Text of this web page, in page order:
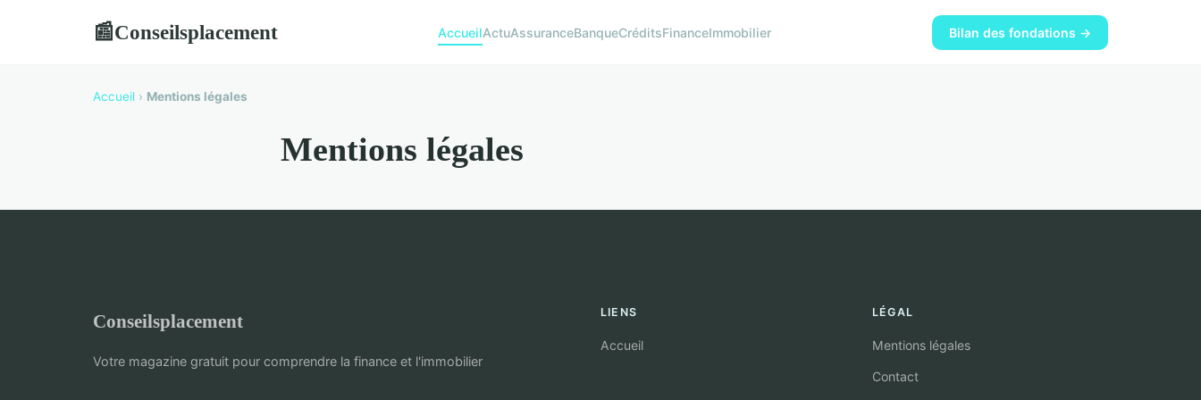
📰Conseilsplacement AccueilActuAssuranceBanqueCréditsFinanceImmobilier Bilan des fondations →
Accueil › Mentions légales
Mentions légales
Conseilsplacement
Votre magazine gratuit pour comprendre la finance et l'immobilier
LIENS
Accueil
LÉGAL
Mentions légales
Contact